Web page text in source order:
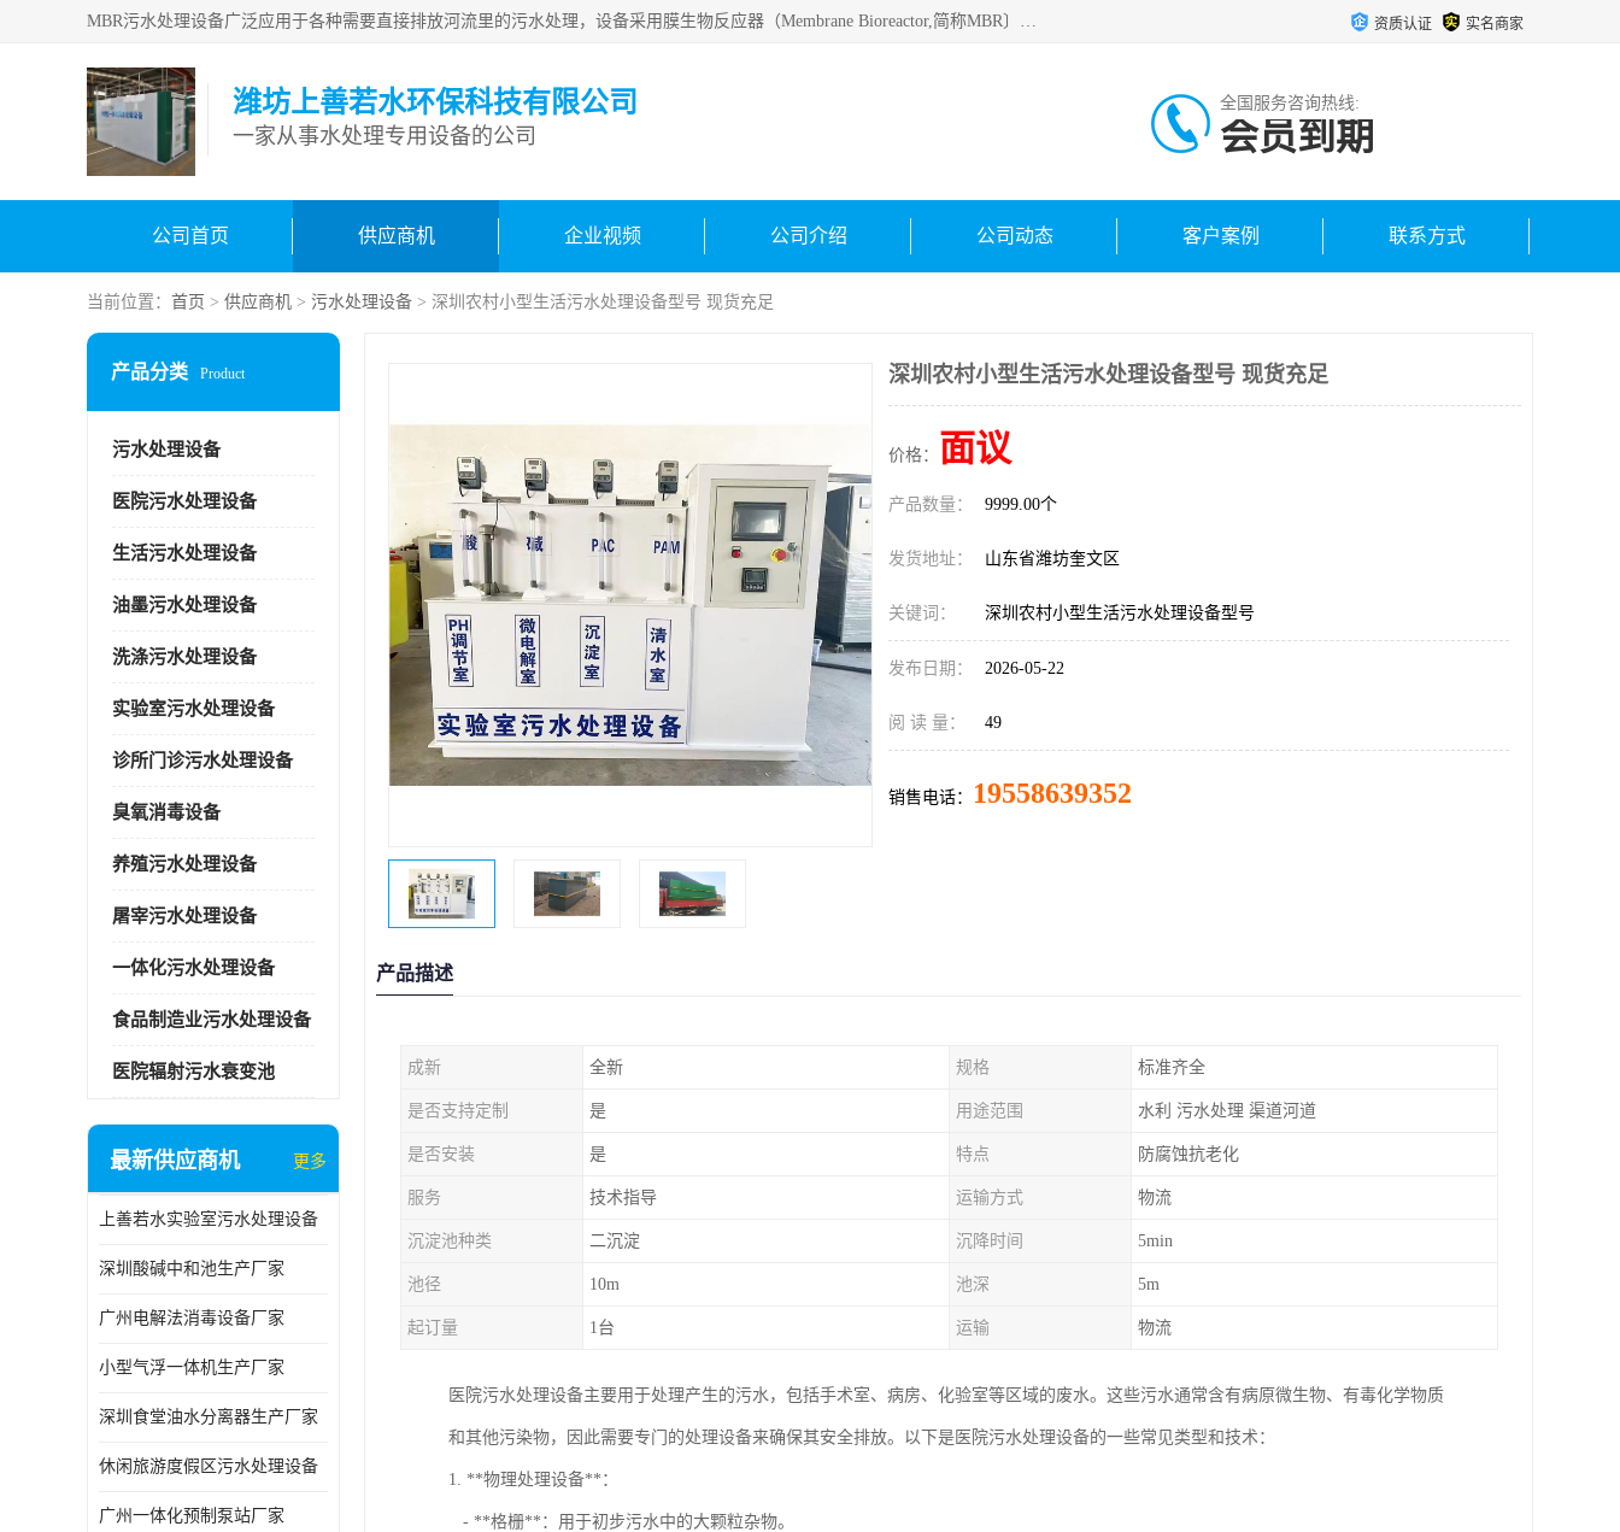
MBR污水处理设备广泛应用于各种需要直接排放河流里的污水处理，设备采用膜生物反应器（Membrane Bioreactor,简称MBR〕技术，取代了传统工艺中的二沉池，它可以*地进行固液分离，得到直接使用的稳定中水，又可在生物池内维持高浓度的微生物量，工艺剩余污泥少，极有效地去除氨氮，出水悬浮物和浊度接近于零，出水中细菌和病毒被大幅度去除，能耗低，占地面积小。 资质认证 实名商家
潍坊上善若水环保科技有限公司
一家从事水处理专用设备的公司
全国服务咨询热线:
会员到期
公司首页 供应商机 企业视频 公司介绍 公司动态 客户案例 联系方式
当前位置： 首页 > 供应商机 > 污水处理设备 > 深圳农村小型生活污水处理设备型号 现货充足
产品分类 Product
污水处理设备
医院污水处理设备
生活污水处理设备
油墨污水处理设备
洗涤污水处理设备
实验室污水处理设备
诊所门诊污水处理设备
臭氧消毒设备
养殖污水处理设备
屠宰污水处理设备
一体化污水处理设备
食品制造业污水处理设备
医院辐射污水衰变池
最新供应商机 更多
上善若水实验室污水处理设备
深圳酸碱中和池生产厂家
广州电解法消毒设备厂家
小型气浮一体机生产厂家
深圳食堂油水分离器生产厂家
休闲旅游度假区污水处理设备
广州一体化预制泵站厂家
深圳农村小型生活污水处理设备型号 现货充足
价格： 面议
产品数量： 9999.00个
发货地址： 山东省潍坊奎文区
关键词： 深圳农村小型生活污水处理设备型号
发布日期： 2026-05-22
阅 读 量： 49
销售电话： 19558639352
产品描述
成新 全新 规格 标准齐全
是否支持定制 是 用途范围 水利 污水处理 渠道河道
是否安装 是 特点 防腐蚀抗老化
服务 技术指导 运输方式 物流
沉淀池种类 二沉淀 沉降时间 5min
池径 10m 池深 5m
起订量 1台 运输 物流
医院污水处理设备主要用于处理产生的污水，包括手术室、病房、化验室等区域的废水。这些污水通常含有病原微生物、有毒化学物质
和其他污染物，因此需要专门的处理设备来确保其安全排放。以下是医院污水处理设备的一些常见类型和技术：
1. **物理处理设备**：
- **格栅**：用于初步污水中的大颗粒杂物。